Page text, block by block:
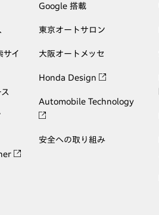
サイ
Google 搭載
東京オートサロン
大阪オートメッセ
Honda Design
Automobile Technology
安全への取り組み